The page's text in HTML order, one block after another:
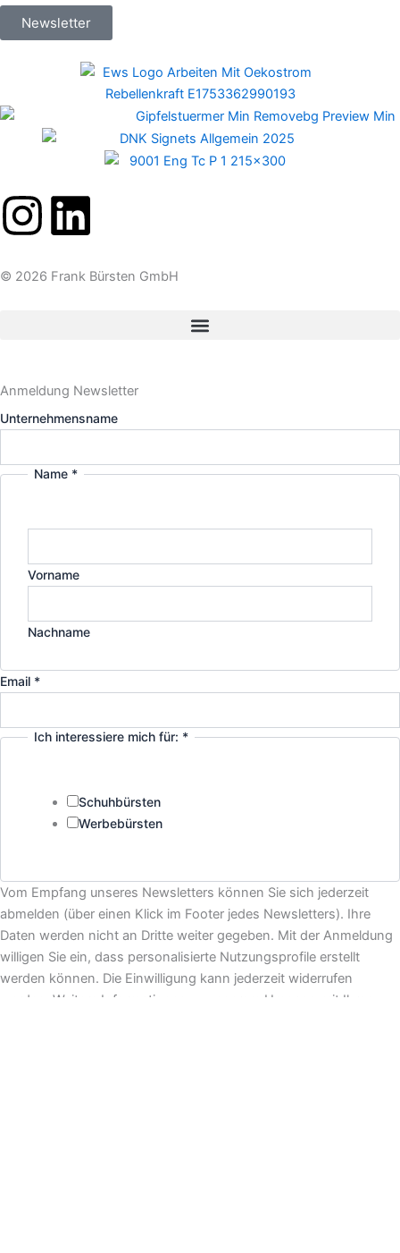
Newsletter
I
n
a
g
r
a
m
L
i
e
d
i
n
© 2026 Frank Bürsten GmbH
Anmeldung Newsletter
Unternehmensname
Name *
Vorname
Nachname
Email *
Ich interessiere mich für: *
Schuhbürsten
Werbebürsten
interessiere
Name
mich
Vom Empfang unseres Newsletters können Sie sich jederzeit
abmelden (über einen Klick im Footer jedes Newsletters). Ihre
Daten werden nicht an Dritte weiter gegeben. Mit der Anmeldung
willigen Sie ein, dass personalisierte Nutzungsprofile erstellt
werden können. Die Einwilligung kann jederzeit widerrufen
werden. Weitere Informationen zu unserem Umgang mit Ihren